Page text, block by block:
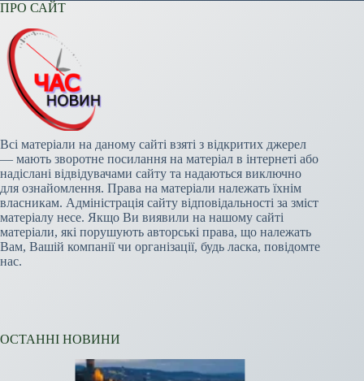
ПРО САЙТ
Всі матеріали на даному сайті взяті з відкритих джерел
— мають зворотне посилання на матеріал в інтернеті або
надіслані відвідувачами сайту та надаються виключно
для ознайомлення. Права на матеріали належать їхнім
власникам. Адміністрація сайту відповідальності за зміст
матеріалу несе. Якщо Ви виявили на нашому сайті
матеріали, які порушують авторські права, що належать
Вам, Вашій компанії чи організації, будь ласка, повідомте
нас.
ОСТАННІ НОВИНИ